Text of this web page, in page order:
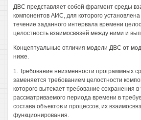
ДВС представляет собой фрагмент среды
компонентов АИС, для которого
течение заданного интервала времени
целостность взаимосвязей между ними и
Концептуальные отличия модели ДВС от
ниже.
1. Требование неизменности программных
заменяется требованием целостности
которого вытекает требование сохранения в
рассматриваемого периода времени в
состава объектов и процессов, их
функционирования.